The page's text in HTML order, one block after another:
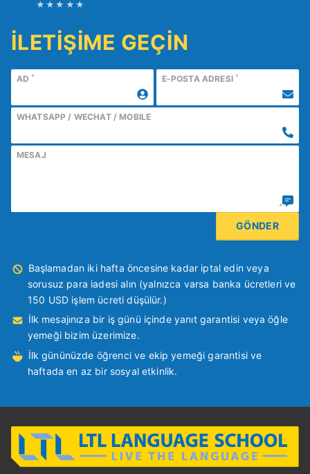
İLETİŞİME GEÇİN
AD * E-POSTA ADRESI *
WHATSAPP / WECHAT / MOBILE
MESAJ
Başlamadan iki hafta öncesine kadar iptal edin veya
sorusuz para iadesi alın (yalnızca varsa banka ücretleri ve
150 USD işlem ücreti düşülür.)
İlk mesajınıza bir iş günü içinde yanıt garantisi veya öğle
yemeği bizim üzerimize.
İlk gününüzde öğrenci ve ekip yemeği garantisi ve
haftada en az bir sosyal etkinlik.